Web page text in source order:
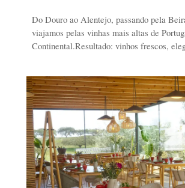
Do Douro ao Alentejo, passando pela
viajamos pelas vinhas mais altas de
Continental.Resultado: vinhos frescos,